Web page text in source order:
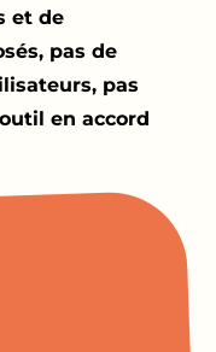
et de
pas de
pas
en accord